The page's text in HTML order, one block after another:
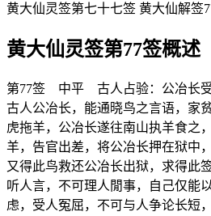
黄大仙灵签第七十七签 黄大仙解签
黄大仙灵签第77签概述
第77签 中平 古人占验：公冶长
古人公冶长，能通晓鸟之言语，家
虎拖羊，公冶长遂往南山执羊食之
羊，告官出差，将公冶长押在狱中
又得此鸟救还公冶长出狱，求得此
听人言，不可理人閒事，自己仅能
虑，受人冤屈，不可与人争论长短